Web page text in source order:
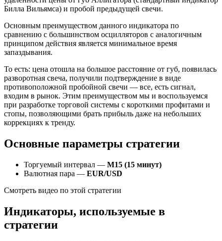
Билла Вильямса) и пробой предыдущей свечи.
Основным преимуществом данного индикатора по
сравнению с большинством осцилляторов с аналогичным
принципом действия является минимальное время
запаздывания.
То есть: цена отошла на большое расстояние от губ, появилась
разворотная свеча, получили подтверждение в виде
противоположной пробойной свечи — все, есть сигнал,
входим в рынок. Этим преимуществом мы и воспользуемся
при разработке торговой системы с короткими профитами и
стопы, позволяющими брать прибыль даже на небольших
коррекциях к тренду.
Основные параметры стратегии
Торгуемый интервал — M15 (15 минут)
Валютная пара — EUR/USD
Смотреть видео по этой стратегии
Индикаторы, используемые в
стратегии